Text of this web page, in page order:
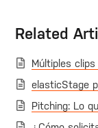
Related
Múltiples
elasticStage
Pitching: Lo